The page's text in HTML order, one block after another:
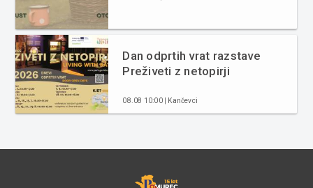
Dan odprtih vrat razstave
Preživeti z netopirji
08.08 10:00 | Kančevci